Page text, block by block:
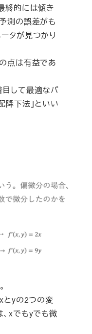
終的には傾き
測の誤差がも
タが見つかり
点は有益であ
して最適なパ
降下法」といい
とyの2つの変
xでもyでも微